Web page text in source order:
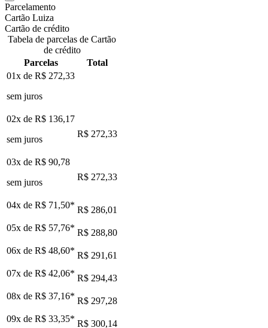
Parcelamento
Cartão Luiza
Cartão de crédito
Tabela de parcelas de Cartão
de crédito
Parcelas
Total
01x de R$ 272,33
sem juros
02x de R$ 136,17
sem juros
R$ 272,33
03x de R$ 90,78
sem juros
R$ 272,33
04x de R$ 71,50* R$ 286,01
05x de R$ 57,76* R$ 288,80
06x de R$ 48,60* R$ 291,61
07x de R$ 42,06* R$ 294,43
08x de R$ 37,16* R$ 297,28
09x de R$ 33,35* R$ 300,14